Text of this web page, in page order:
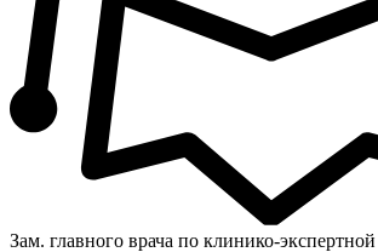
Зам. главного врача по клинико-экспертной